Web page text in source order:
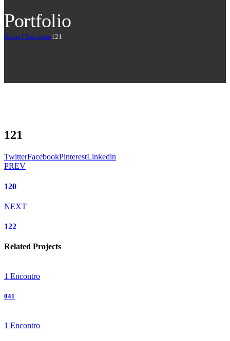
Portfolio
Home1 Encontro121
121
TwitterFacebookPinterestLinkedin
PREV
120
NEXT
122
Related Projects
1 Encontro
041
1 Encontro